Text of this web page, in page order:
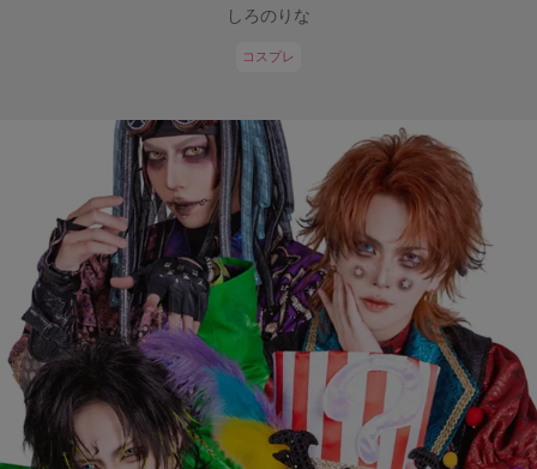
しろのりな
コスプレ